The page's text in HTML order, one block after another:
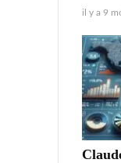
il y a 9